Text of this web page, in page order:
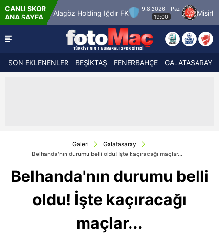
CANLI SKOR
ANA SAYFA
Alagöz Holding Iğdır FK
9.8.2026 - Paz
19:00
Misirli.com.tr
SON EKLENENLER BEŞİKTAŞ FENERBAHÇE GALATASARAY
Galeri
Galatasaray
Belhanda'nın durumu belli oldu! İşte kaçıracağı maçlar...
Belhanda'nın durumu belli
oldu! İşte kaçıracağı
maçlar...